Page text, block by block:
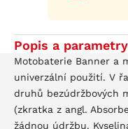
Popis a parametry
Motobaterie Banner a
univerzální použití. V
druhů bezúdržbových
(zkratka z angl.
žádnou údržbu.